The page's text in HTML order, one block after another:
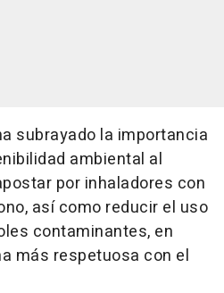
subrayado la importancia
ambiental al
por inhaladores con
así como reducir el uso
contaminantes, en
más respetuosa con el